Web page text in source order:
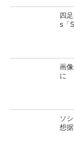
四
s「
画
に
ソ
想